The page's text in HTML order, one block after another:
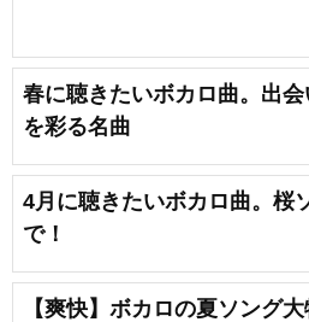
春に聴きたいボカロ曲。出
を彩る名曲
4月に聴きたいボカロ曲。桜
で！
【爽快】ボカロの夏ソング